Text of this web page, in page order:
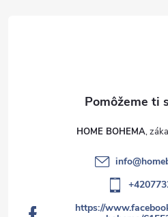
HOME BOHEMA
info@
https://